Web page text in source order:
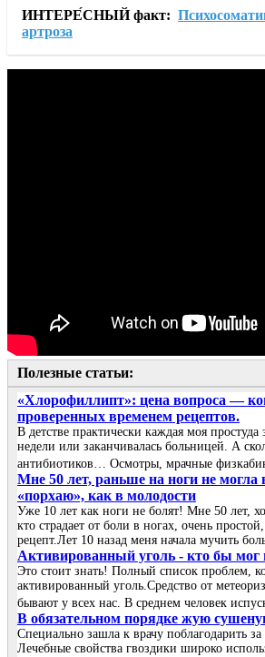
ИНТЕРЕ́СНЫЙ факт:
артроза
Полезные статьи:
«Хлорофиллипт»: цена вопроса —
проверенных временем рецептов.
В детстве практически каждая моя простуда
недели или заканчивалась больницей. А
антибиотиков… Осмотры, мрачные
Мне 50 лет, раньше на ноги не могла
«порхаю», как в молодости
Уже 10 лет как ноги не болят! Мне 50 лет,
кто страдает от боли в ногах, очень
рецепт.Лет 10 назад меня начала мучить
Активированный уголь - кто бы мог
Это стоит знать! Полный список проблем,
активированный уголь.Средство от
бывают у всех нас. В среднем человек
В обязательном порядке жую
Специально зашла к врачу поблагодарить за
Лечебные свойства гвоздики широко